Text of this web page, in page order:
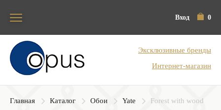
Вход 0
Блок поиска
Эксклюзивные бренды
Интернет-магазин
Главная Каталог Обои Yate Forest with wood